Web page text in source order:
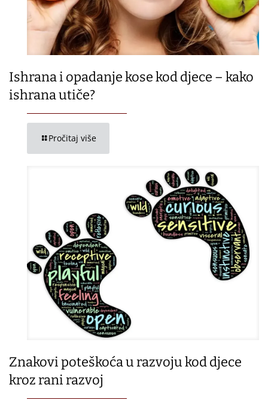
Ishrana i opadanje kose kod djece – kako
ishrana utiče?
Pročitaj više
Znakovi poteškoća u razvoju kod djece
kroz rani razvoj